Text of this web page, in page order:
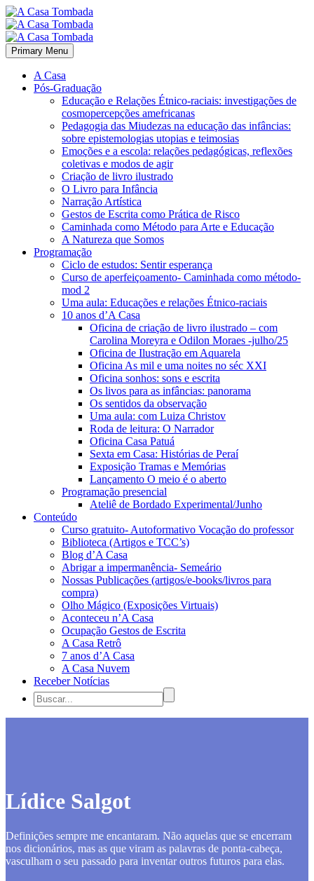
Primary Menu
A Casa
Pós-Graduação
Educação e Relações Étnico-raciais: investigações de
cosmopercepções amefricanas
Pedagogia das Miudezas na educação das infâncias:
sobre epistemologias utopias e teimosias
Emoções e a escola: relações pedagógicas, reflexões
coletivas e modos de agir
Criação de livro ilustrado
O Livro para Infância
Narração Artística
Gestos de Escrita como Prática de Risco
Caminhada como Método para Arte e Educação
A Natureza que Somos
Programação
Ciclo de estudos: Sentir esperança
Curso de aperfeiçoamento- Caminhada como método-
mod 2
Uma aula: Educações e relações Étnico-raciais
10 anos d’A Casa
Oficina de criação de livro ilustrado – com
Carolina Moreyra e Odilon Moraes -julho/25
Oficina de Ilustração em Aquarela
Oficina As mil e uma noites no séc XXI
Oficina sonhos: sons e escrita
Os livos para as infâncias: panorama
Os sentidos da observação
Uma aula: com Luiza Christov
Roda de leitura: O Narrador
Oficina Casa Patuá
Sexta em Casa: Histórias de Peraí
Exposição Tramas e Memórias
Lançamento O meio é o aberto
Programação presencial
Ateliê de Bordado Experimental/Junho
Conteúdo
Curso gratuito- Autoformativo Vocação do professor
Biblioteca (Artigos e TCC’s)
Blog d’A Casa
Abrigar a impermanência- Semeário
Nossas Publicações (artigos/e-books/livros para
compra)
Olho Mágico (Exposições Virtuais)
Aconteceu n’A Casa
Ocupação Gestos de Escrita
A Casa Retrô
7 anos d’A Casa
A Casa Nuvem
Receber Notícias
Lídice Salgot
Definições sempre me encantaram. Não aquelas que se encerram
nos dicionários, mas as que viram as palavras de ponta-cabeça,
vasculham o seu passado para inventar outros futuros para elas.